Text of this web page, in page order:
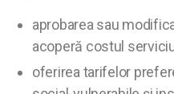
aprobarea sau
acoperă costul
oferirea tarifelor